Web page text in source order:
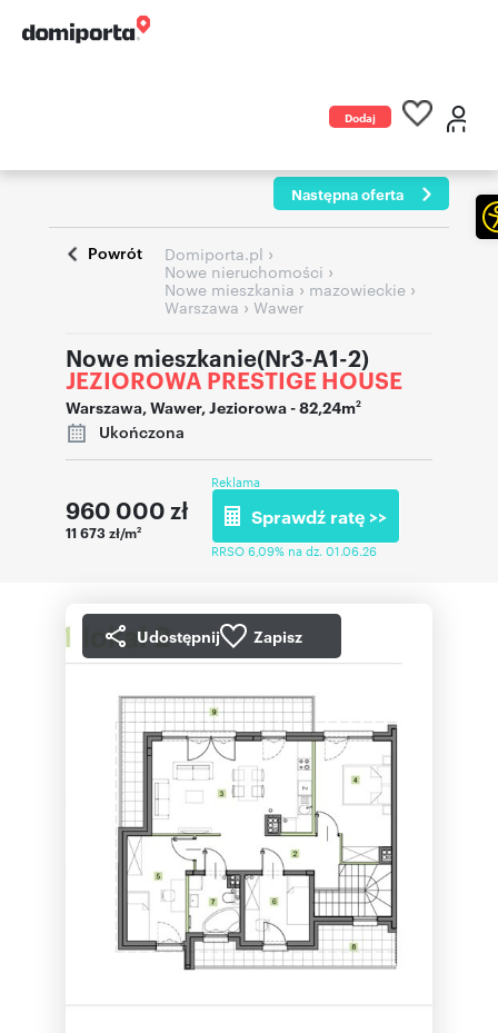
Dodaj
Następna oferta
Powrót Domiporta.pl ›
Nowe nieruchomości ›
Nowe mieszkania › mazowieckie ›
Warszawa › Wawer
Nowe mieszkanie(Nr3-A1-2)
JEZIOROWA PRESTIGE HOUSE
Warszawa,Wawer,Jeziorowa- 82,24m2
Ukończona
960 000 zł
11 673 zł/m2
Reklama
Sprawdź ratę >>
RRSO 6,09% na dz. 01.06.26
Udostępnij Zapisz